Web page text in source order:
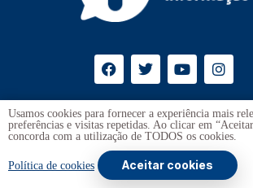
UnB
Transparência e Prestação de Contas
Copyright © 2026 - Universidade de Brasília
.
Usamos cookies para fornecer a experiência mais
preferências e visitas repetidas. Ao clicar em
concorda com a utilização de TODOS os cookies.
Política de cookies Aceitar cookies